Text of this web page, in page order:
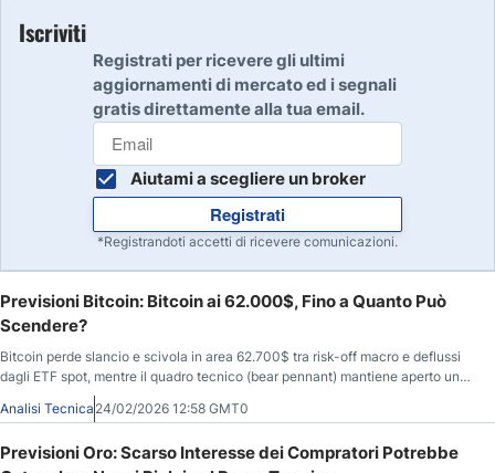
Iscriviti
Registrati per ricevere gli ultimi
aggiornamenti di mercato ed i segnali
gratis direttamente alla tua email.
Aiutami a scegliere un broker
Registrati
*Registrandoti accetti di ricevere comunicazioni.
Previsioni Bitcoin: Bitcoin ai 62.000$, Fino a Quanto Può
Scendere?
Bitcoin perde slancio e scivola in area 62.700$ tra risk-off macro e deflussi
dagli ETF spot, mentre il quadro tecnico (bear pennant) mantiene aperto uno
scenario di estensione ribassista verso 45.000–50.000$.
Analisi Tecnica 24/02/2026 12:58 GMT0
Previsioni Oro: Scarso Interesse dei Compratori Potrebbe